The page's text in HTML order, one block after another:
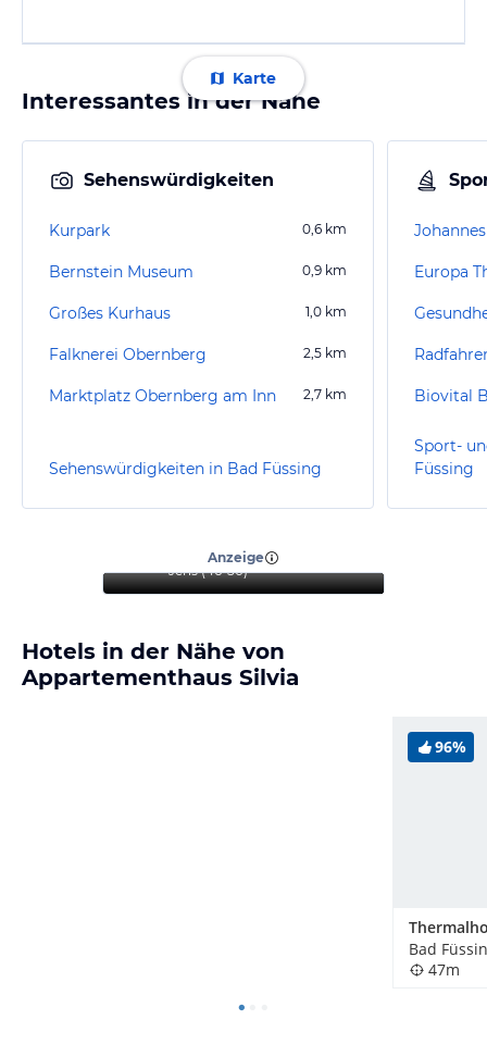
Karte
Interessantes in der Nähe
Sehenswürdigkeiten
Kurpark 0,6 km
Bernstein Museum 0,9 km
Großes Kurhaus 1,0 km
Falknerei Obernberg 2,5 km
Marktplatz Obernberg am Inn 2,7 km
Sehenswürdigkeiten in Bad Füssing
Europa
Biovital
Sport-
Füssing
Anzeige
Jens (46-50)
Hotels in der Nähe von
Appartementhaus Silvia
96%
Bad
47m